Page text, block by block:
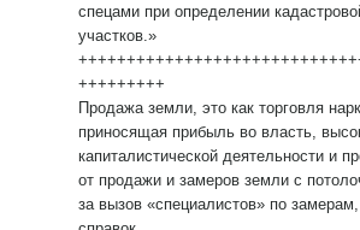
спецами при определении
участков.»
+++++++++
Продажа земли, это как торговля
приносящая прибыль во власть,
капиталистической деятельности и
от продажи и замеров земли с
за вызов «специалистов» по